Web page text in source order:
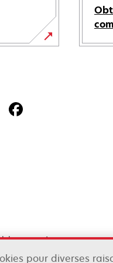
pour diverses